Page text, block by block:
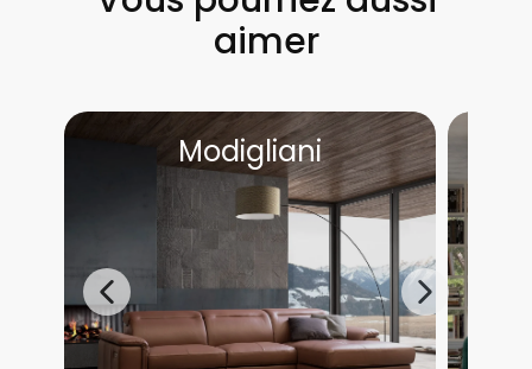
aimer
Modigliani